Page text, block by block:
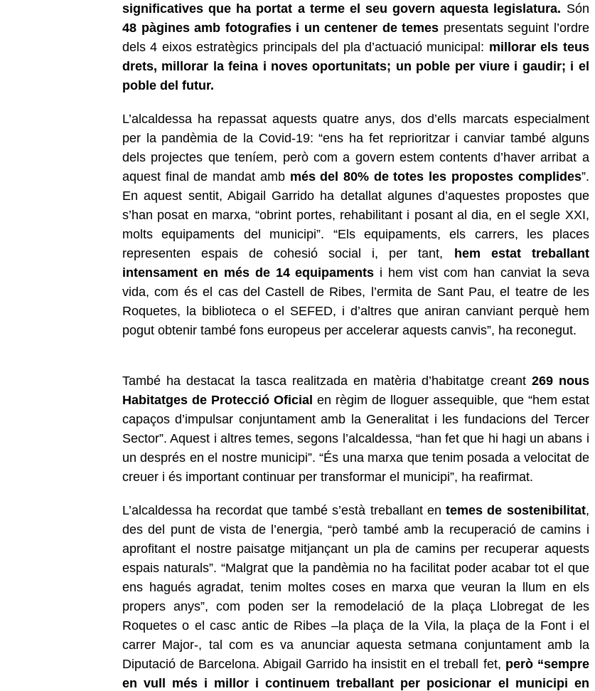
significatives que ha portat a terme el seu govern aquesta legislatura. Són
48 pàgines amb fotografies i un centener de temes presentats seguint l’ordre
dels 4 eixos estratègics principals del pla d’actuació municipal: millorar els teus
drets, millorar la feina i noves oportunitats; un poble per viure i gaudir; i el
poble del futur.
L’alcaldessa ha repassat aquests quatre anys, dos d’ells marcats especialment
per la pandèmia de la Covid-19: “ens ha fet reprioritzar i canviar també alguns
dels projectes que teníem, però com a govern estem contents d’haver arribat a
aquest final de mandat amb més del 80% de totes les propostes complides”.
En aquest sentit, Abigail Garrido ha detallat algunes d’aquestes propostes que
s’han posat en marxa, “obrint portes, rehabilitant i posant al dia, en el segle XXI,
molts equipaments del municipi”. “Els equipaments, els carrers, les places
representen espais de cohesió social i, per tant, hem estat treballant
intensament en més de 14 equipaments i hem vist com han canviat la seva
vida, com és el cas del Castell de Ribes, l’ermita de Sant Pau, el teatre de les
Roquetes, la biblioteca o el SEFED, i d’altres que aniran canviant perquè hem
pogut obtenir també fons europeus per accelerar aquests canvis”, ha reconegut.
També ha destacat la tasca realitzada en matèria d’habitatge creant 269 nous
Habitatges de Protecció Oficial en règim de lloguer assequible, que “hem estat
capaços d’impulsar conjuntament amb la Generalitat i les fundacions del Tercer
Sector”. Aquest i altres temes, segons l’alcaldessa, “han fet que hi hagi un abans i
un després en el nostre municipi”. “És una marxa que tenim posada a velocitat de
creuer i és important continuar per transformar el municipi”, ha reafirmat.
L’alcaldessa ha recordat que també s’està treballant entemes de sostenibilitat,
des del punt de vista de l’energia, “però també amb la recuperació de camins i
aprofitant el nostre paisatge mitjançant un pla de camins per recuperar aquests
espais naturals”. “Malgrat que la pandèmia no ha facilitat poder acabar tot el que
ens hagués agradat, tenim moltes coses en marxa que veuran la llum en els
propers anys”, com poden ser la remodelació de la plaça Llobregat de les
Roquetes o el casc antic de Ribes –la plaça de la Vila, la plaça de la Font i el
carrer Major-, tal com es va anunciar aquesta setmana conjuntament amb la
Diputació de Barcelona. Abigail Garrido ha insistit en el treball fet, però “sempre
en vull més i millor i continuem treballant per posicionar el municipi en